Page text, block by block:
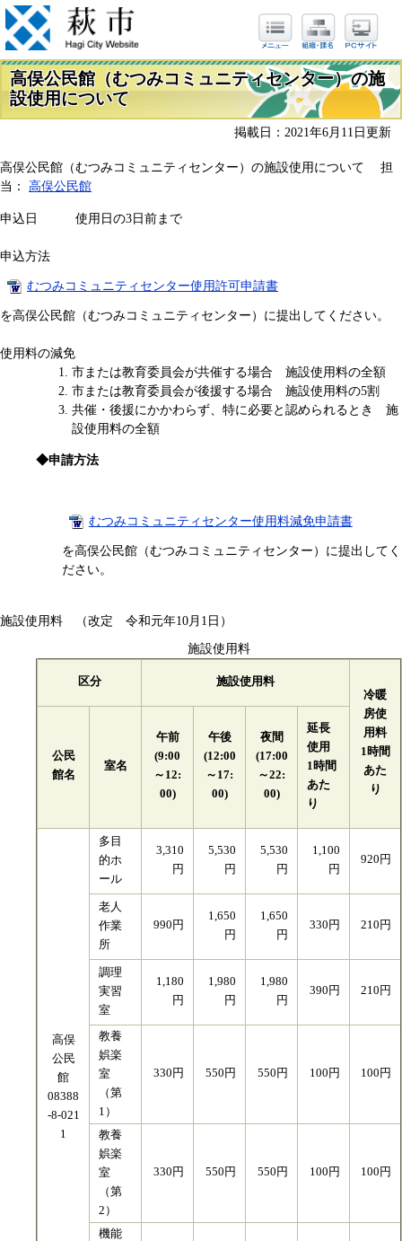
高俣公民館（むつみコミュニティセンター）の施
設使用について
掲載日：2021年6月11日更新
高俣公民館（むつみコミュニティセンター）の施設使用について 担
当： 高俣公民館
申込日 使用日の3日前まで
申込方法
むつみコミュニティセンター使用許可申請書
を高俣公民館（むつみコミュニティセンター）に提出してください。
使用料の減免
市または教育委員会が共催する場合 施設使用料の全額
市または教育委員会が後援する場合 施設使用料の5割
共催・後援にかかわらず、特に必要と認められるとき 施
設使用料の全額
◆申請方法
むつみコミュニティセンター使用料減免申請書
を高俣公民館（むつみコミュニティセンター）に提出してく
ださい。
施設使用料 （改定 令和元年10月1日）
施設使用料
区分
施設使用料
冷暖
房使
用料
1時間
あた
り
公民
館名
室名
午前
(9:00
～12:
00)
午後
(12:00
～17:
00)
夜間
(17:00
～22:
00)
延長
使用
1時間
あた
り
高俣
公民
館
08388
-8-021
1
多目
的ホ
ール
3,310
円
5,530
円
5,530
円
1,100
円
920円
老人
作業
所
990円
1,650
円
1,650
円
330円 210円
調理
実習
室
1,180
円
1,980
円
1,980
円
390円 210円
教養
娯楽
室
（第
1）
330円 550円 550円 100円 100円
教養
娯楽
室
（第
2）
330円 550円 550円 100円 100円
機能